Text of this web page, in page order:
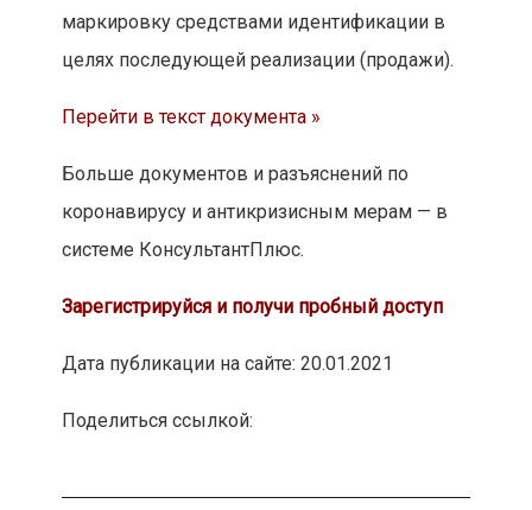
маркировку средствами идентификации в
целях последующей реализации (продажи).
Перейти в текст документа »
Больше документов и разъяснений по
коронавирусу и антикризисным мерам — в
системе КонсультантПлюс.
Зарегистрируйся и получи пробный доступ
Дата публикации на сайте: 20.01.2021
Поделиться ссылкой: